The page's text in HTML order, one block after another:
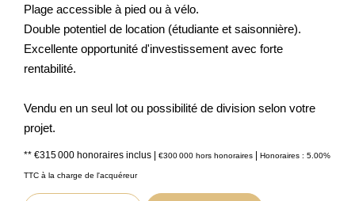
Plage accessible à pied ou à vélo.
Double potentiel de location (étudiante et saisonnière).
Excellente opportunité d'investissement avec forte
rentabilité.
Vendu en un seul lot ou possibilité de division selon votre
projet.
** €315 000 honoraires inclus | €300 000 hors honoraires | Honoraires : 5.00%
TTC à la charge de l'acquéreur